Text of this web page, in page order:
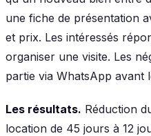
une fiche de présentation
et prix. Les intéressés
organiser une visite. Les
partie via WhatsApp avant
Les résultats. Réduction
location de 45 jours à 12